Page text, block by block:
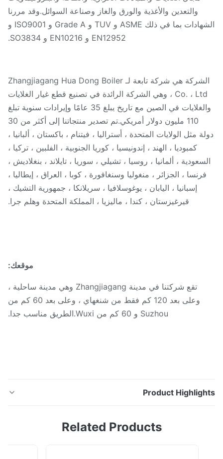
والتعدين والأغذية والورق والغاز وصناعة السوائل.وقد مررنا
الشهادات بما في ذلك ASME و TUV و Grade A و ISO9001 و
EN12952 و EN10216 و SO3834.
الشركة هي شركة تابعة لـ Zhangjiagang Hua Dong Boiler
Co. ، Ltd ، وهي الشركة الرائدة في تصنيع قطع غيار الغلايات
والغلايات في الصين مع تاريخ يبلغ 35 عامًا وإيرادات سنوية تبلغ
110 مليون دولار أمريكي.تم تصدير منتجاتنا إلى أكثر من 30
مثل الولايات المتحدة ، أستراليا ، فيتنام ، باكستان ، ألبانيا ،
كمبوديا ، الهند ، إندونيسيا ، كوريا الجنوبية ، الفلبين ، تركيا ،
، ألمانيا ، روسيا ، تشيلي ، سوريا ، تايلاند ، بنغلاديش ،
فرنسا ، الجزائر ، منغوليا وسنغافورة ، كوبا ، العراق ، إيطاليا ،
إسبانيا ، اليابان ، يوغوسلافيا ، سريلانكا ، جمهورية التشيك ،
قيرغيزستان ، كندا ، ماليزيا ، المملكة المتحدة وهلم جرا.
موقعك:
تقع شركتنا في مدينة Zhangjiagang وهي مدينة ساحلية ،
وعلى بعد 120 كم فقط من شنغهاي ، وعلى بعد 60 كم من
Suzhou و 60 كم من Wuxi.الطريق مناسب جدا.
Product
مقدمة المنتج الأنبوب ذو الزعانف كعنصر نقل الحرارة ،
Related Products